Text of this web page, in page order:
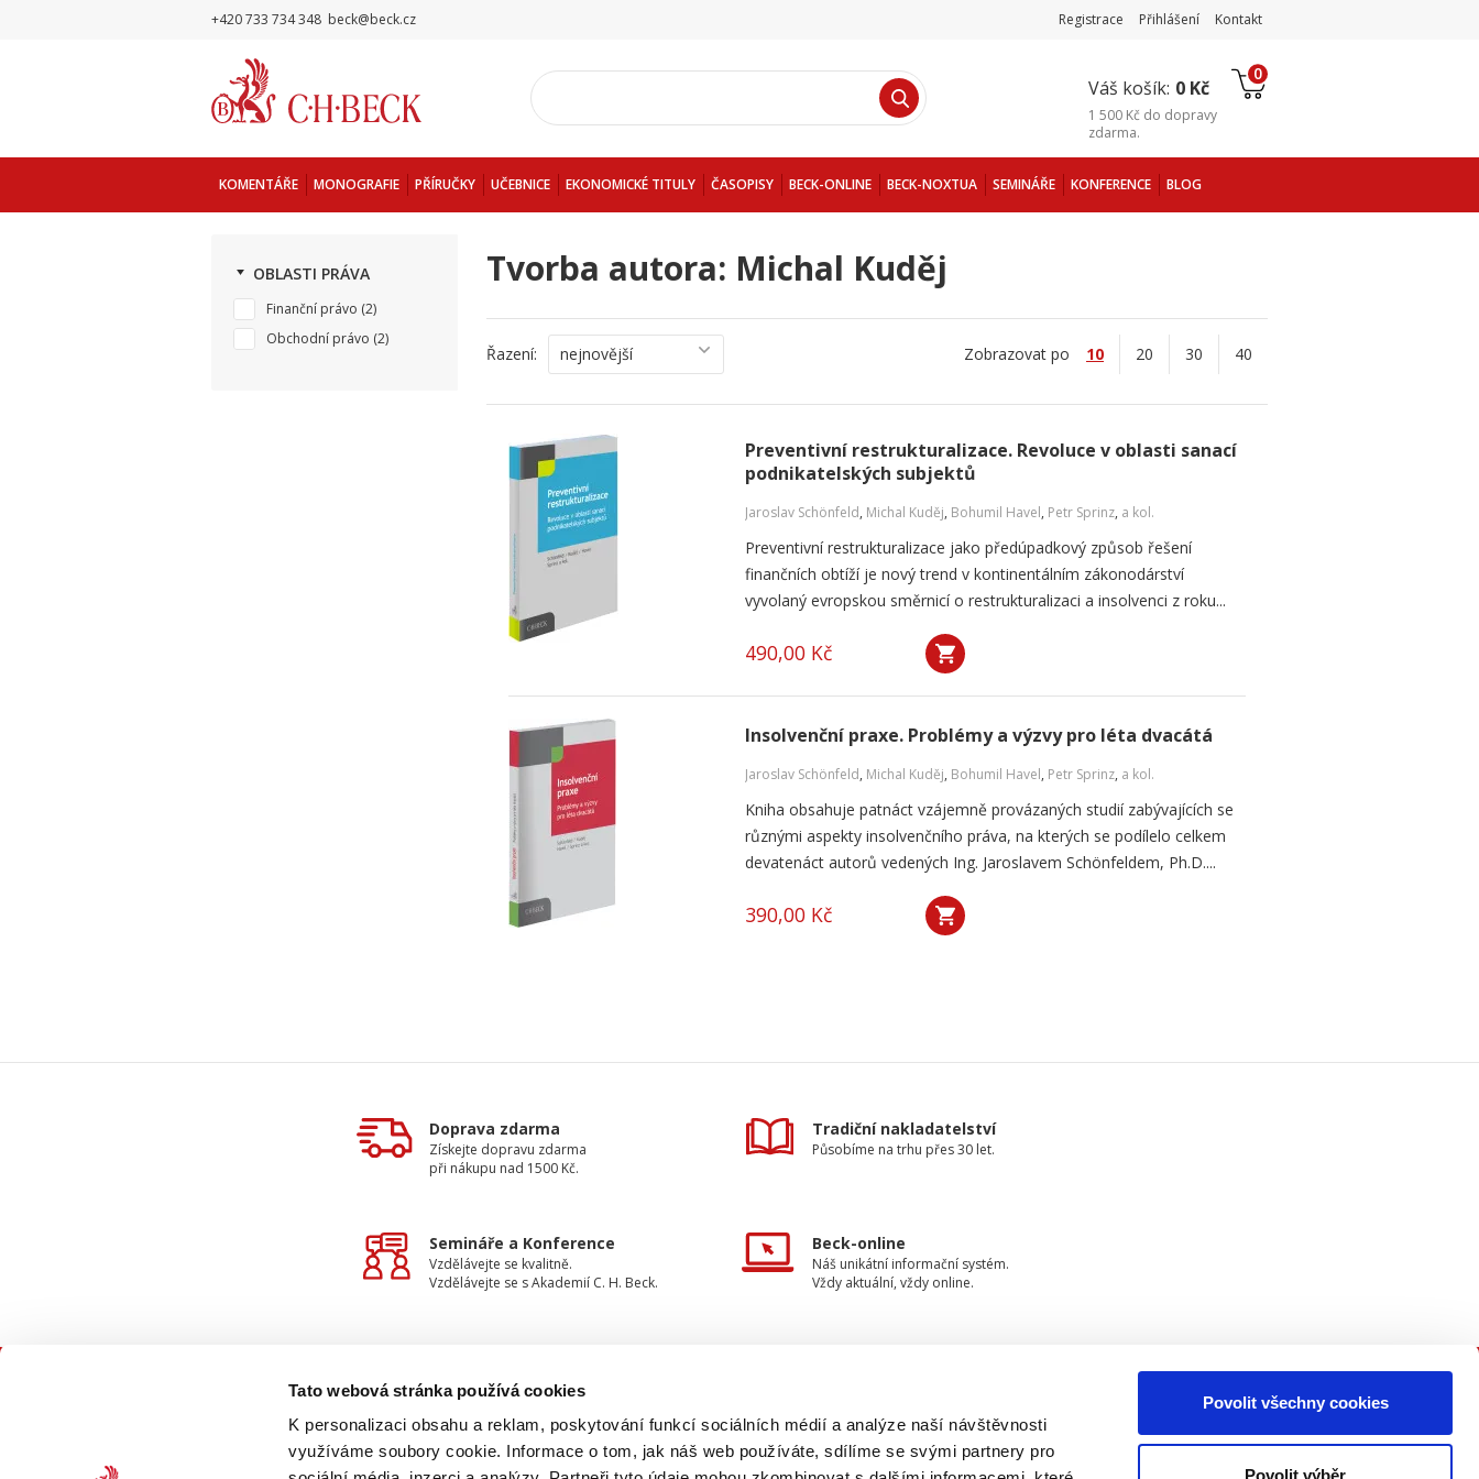
Tato webová stránka používá cookies
K personalizaci obsahu a reklam, poskytování funkcí sociálních médií a analýze naší návštěvnosti
využíváme soubory cookie. Informace o tom, jak náš web používáte, sdílíme se svými partnery pro
Povolit všechny cookies
Povolit výběr
+420 733 734 348 beck@beck.cz Registrace Přihlášení Kontakt
Váš košík: 0 Kč
0
1 500 Kč do dopravy
zdarma.
KOMENTÁŘE MONOGRAFIE PŘÍRUČKY UČEBNICE EKONOMICKÉ TITULY ČASOPISY BECK-ONLINE BECK-NOXTUA SEMINÁŘE KONFERENCE BLOG
OBLASTI PRÁVA
Finanční právo (2)
Obchodní právo (2)
Tvorba autora: Michal Kuděj
Řazení: nejnovější Zobrazovat po 10 20 30 40
Preventivní restrukturalizace. Revoluce v oblasti sanací
podnikatelských subjektů
Jaroslav Schönfeld, Michal Kuděj, Bohumil Havel, Petr Sprinz, a kol.
Preventivní restrukturalizace jako předúpadkový způsob řešení
finančních obtíží je nový trend v kontinentálním zákonodárství
vyvolaný evropskou směrnicí o restrukturalizaci a insolvenci z roku...
490,00 Kč
Insolvenční praxe. Problémy a výzvy pro léta dvacátá
Jaroslav Schönfeld, Michal Kuděj, Bohumil Havel, Petr Sprinz, a kol.
Kniha obsahuje patnáct vzájemně provázaných studií zabývajících se
různými aspekty insolvenčního práva, na kterých se podílelo celkem
devatenáct autorů vedených Ing. Jaroslavem Schönfeldem, Ph.D....
390,00 Kč
Doprava zdarma
Získejte dopravu zdarma
při nákupu nad 1500 Kč.
Tradiční nakladatelství
Působíme na trhu přes 30 let.
Semináře a Konference
Vzdělávejte se kvalitně.
Vzdělávejte se s Akademií C. H. Beck.
Beck-online
Náš unikátní informační systém.
Vždy aktuální, vždy online.
KONTAKTUJTE NÁS
733 734 348
INFORMACE
O nakladatelství
PŘIPOJTE SE K NÁM
Buďte informovaní o našich